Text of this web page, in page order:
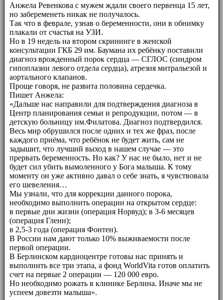
Анжела Ревенкова с мужем ждали своего первенца 15 лет,
но забеременеть никак не получалось.
Так что в феврале, узнав о беременности, они в обнимку
плакали от счастья на УЗИ.
Но в 19 недель на втором скрининге в женской
консультации ГКБ 29 им. Баумана их ребёнку поставили
диагноз врожденный порок сердца — СГЛОС (синдром
гипоплазии левого отдела сердца), атрезия митральезой и
аортального клапанов.
Проще говоря, не развита половина сердечка.
Пишет Анжела:
«Дальше нас направили для подтверждения диагноза в
Центр планирования семьи и репродукции, потом — в
детскую больницу им.Филатова. Диагноз подтвердился.
Весь мир обрушился после одних и тех же фраз, после
каждого приёма, что ребёнок не будет жить, сам не
задышит, что лучший выход в нашем случае — это
прервать беременность. Но как? У нас не было, нет и не
будет сил убить вымоленного у Бога малыша. К тому
моменту он уже активно давал о себе знать, я чувствовала
его шевеления…
Мы узнали, что для коррекции данного порока,
необходимо выполнить операции на открытом сердце:
в первые дни жизни (операция Норвуд); в 3-6 месяцев
(операция Гленн);
в 2,5-3 года (операция Фонтен).
В России нам дают только 10% выживаемости после
первой операции.
В Берлинском кардиоцентре готовы нас принять и
выполнить все три этапа, а фонд WorldVita готов оплатить
счет на первые 2 операции — 120 000 евро.
Но необходимо рожать в клинике Берлина. Иначе мы не
успеем довезти малыша».